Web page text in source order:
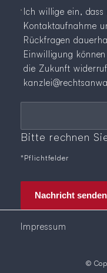
Ich willige ein,
Kontaktaufnahme
Rückfragen
Einwilligung
die Zukunft
Pflichtfeld
Bitte rechnen
*Pflichtfelder
Nachricht senden
Impressum
©